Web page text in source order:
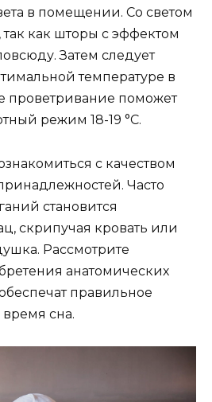
в помещении. Со светом
как шторы с эффектом
Затем следует
температуре в
проветривание поможет
режим 18-19 °C.
с качеством
Часто
становится
скрипучая кровать или
Рассмотрите
анатомических
правильное
сна.